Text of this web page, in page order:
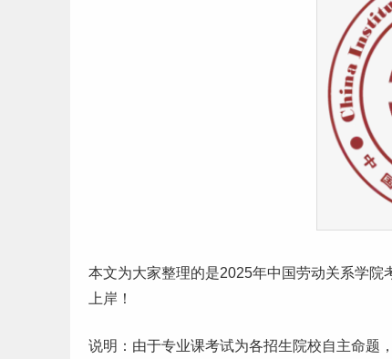
本文为大家整理的是2025年中国劳动关系学院
上岸！
说明：由于专业课考试为各招生院校自主命题